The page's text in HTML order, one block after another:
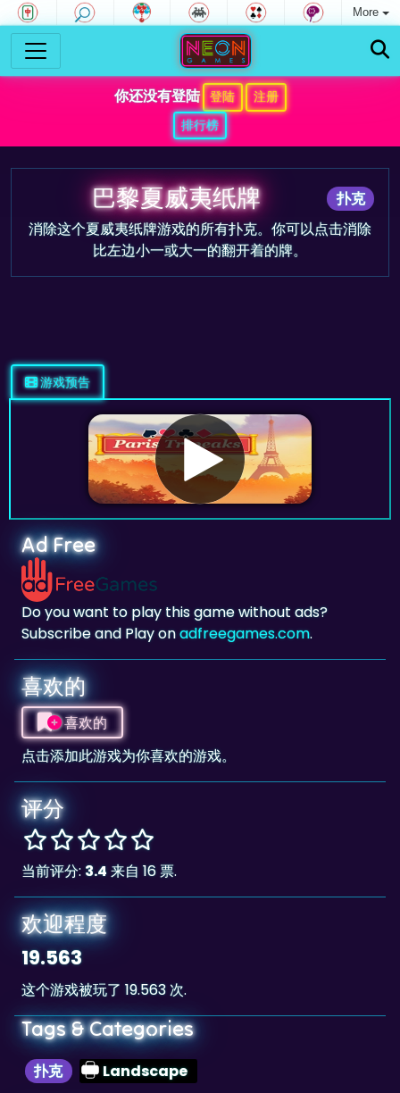
More
你还没有登陆 登陆
注册
排行榜
扑克
巴黎夏威夷纸牌
消除这个夏威夷纸牌游戏的所有扑克。你可以点击消除
比左边小一或大一的翻开着的牌。
游戏预告
Ad Free
Do you want to play this game without ads?
Subscribe and Play onadfreegames.com.
喜欢的
喜欢的
点击添加此游戏为你喜欢的游戏。
评分
当前评分: 3.4来自 16 票.
欢迎程度
19.563
这个游戏被玩了 19.563 次.
Tags & Categories
扑克 Landscape